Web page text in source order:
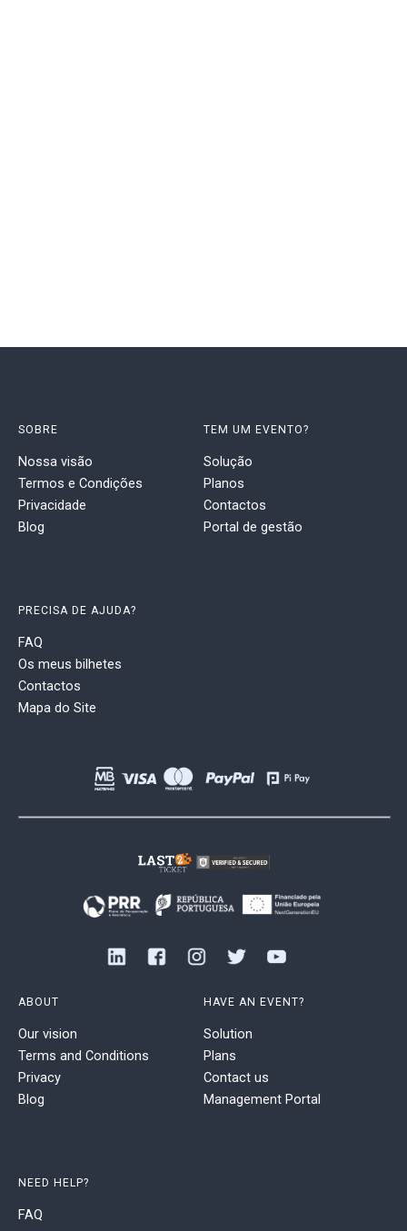
SOBRE
Nossa visão
Termos e Condições
Privacidade
Blog
TEM UM EVENTO?
Solução
Planos
Contactos
Portal de gestão
PRECISA DE AJUDA?
FAQ
Os meus bilhetes
Contactos
Mapa do Site
ABOUT
Our vision
Terms and Conditions
Privacy
Blog
HAVE AN EVENT?
Solution
Plans
Contact us
Management Portal
NEED HELP?
FAQ